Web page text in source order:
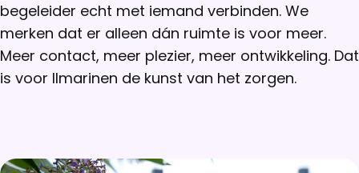
begeleider echt met iemand verbinden. We
merken dat er alleen dán ruimte is voor meer.
Meer contact, meer plezier, meer ontwikkeling. Dat
is voor Ilmarinen de kunst van het zorgen.